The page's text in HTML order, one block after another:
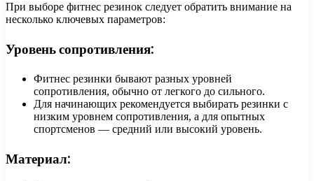
При выборе фитнес резинок следует обратить внимание на
несколько ключевых параметров:
Уровень сопротивления:
Фитнес резинки бывают разных уровней
сопротивления, обычно от легкого до сильного.
Для начинающих рекомендуется выбирать резинки с
низким уровнем сопротивления, а для опытных
спортсменов — средний или высокий уровень.
Материал: